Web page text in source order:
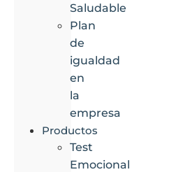
Saludable
Plan
de
igualdad
en
la
empresa
Productos
Test
Emocional